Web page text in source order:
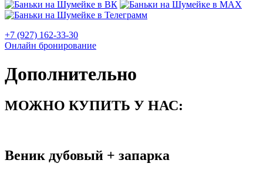
+7 (927) 162-33-30
Онлайн бронирование
Дополнительно
МОЖНО КУПИТЬ У НАС:
Веник дубовый + запарка